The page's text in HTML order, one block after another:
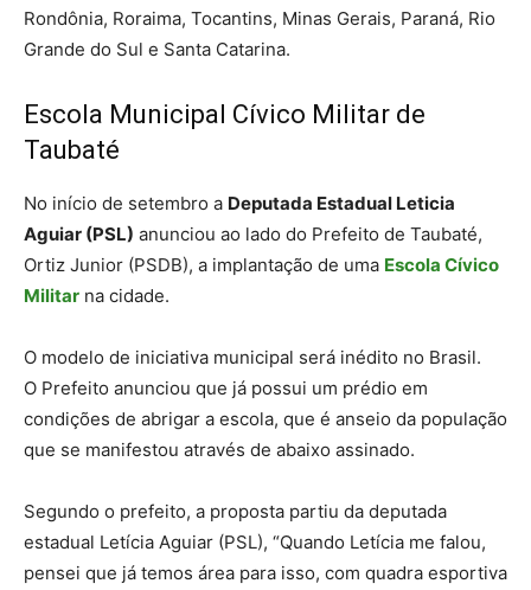
Rondônia, Roraima, Tocantins, Minas Gerais, Paraná, Rio
Grande do Sul e Santa Catarina.
Escola Municipal Cívico Militar de
Taubaté
No início de setembro a Deputada Estadual Leticia
Aguiar (PSL) anunciou ao lado do Prefeito de Taubaté,
Ortiz Junior (PSDB), a implantação de uma Escola Cívico
Militar na cidade.
O modelo de iniciativa municipal será inédito no Brasil.
O Prefeito anunciou que já possui um prédio em
condições de abrigar a escola, que é anseio da população
que se manifestou através de abaixo assinado.
Segundo o prefeito, a proposta partiu da deputada
estadual Letícia Aguiar (PSL), “Quando Letícia me falou,
pensei que já temos área para isso, com quadra esportiva